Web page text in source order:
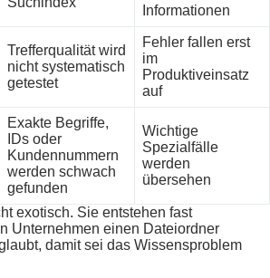
Informationen
Trefferqualität wird
nicht systematisch
getestet
Fehler fallen erst
im
Produktiveinsatz
auf
Exakte Begriffe,
IDs oder
Kundennummern
werden schwach
gefunden
Wichtige
Spezialfälle
werden
übersehen
exotisch. Sie entstehen fast
Unternehmen einen Dateiordner
damit sei das Wissensproblem